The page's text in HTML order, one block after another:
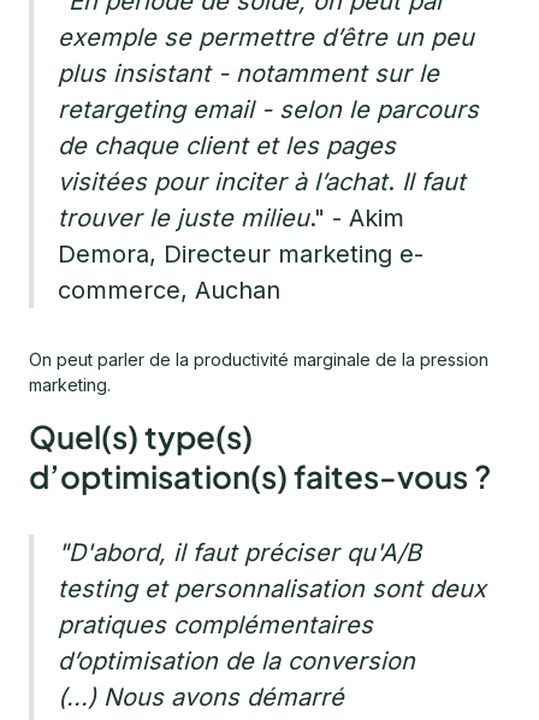
exemple se permettre d’être un peu
plus insistant - notamment sur le
retargeting email - selon le parcours
de chaque client et les pages
visitées pour inciter à l’achat. Il faut
trouver le juste milieu." - Akim
Demora, Directeur marketing e-
commerce, Auchan
On peut parler de la productivité marginale de la pression
marketing.
Quel(s) type(s)
d’optimisation(s) faites-vous ?
"D'abord, il faut préciser qu'A/B
testing et personnalisation sont deux
pratiques complémentaires
d’optimisation de la conversion
(...) Nous avons démarré